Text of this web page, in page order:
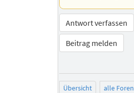
Antwort verfassen
Beitrag melden
Übersicht alle Foren